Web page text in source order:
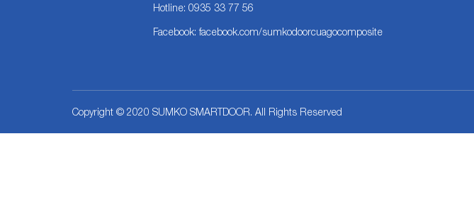
Hotline: 0935 33 77 56
Facebook: facebook.com/sumkodoorcuagocomposite
Copyright © 2020 SUMKO SMARTDOOR. All Rights Reserved